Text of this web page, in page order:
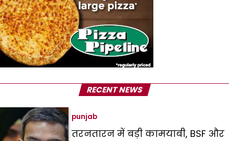
RECENT NEWS
punjab
तरनतारन में बड़ी कामयाबी, BSF और